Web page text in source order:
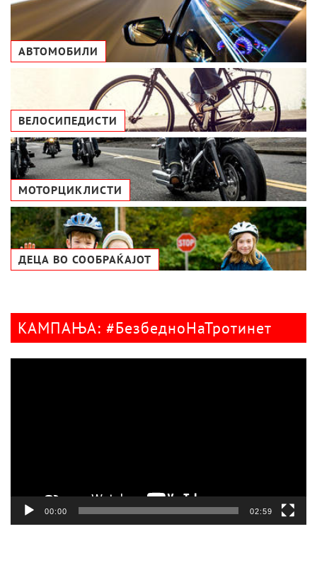
АВТОМОБИЛИ
ВЕЛОСИПЕДИСТИ
МОТОРЦИКЛИСТИ
ДЕЦА ВО СООБРАЌАЈОТ
КАМПАЊА: #БезбедноНаТротинет
00:00 02:59